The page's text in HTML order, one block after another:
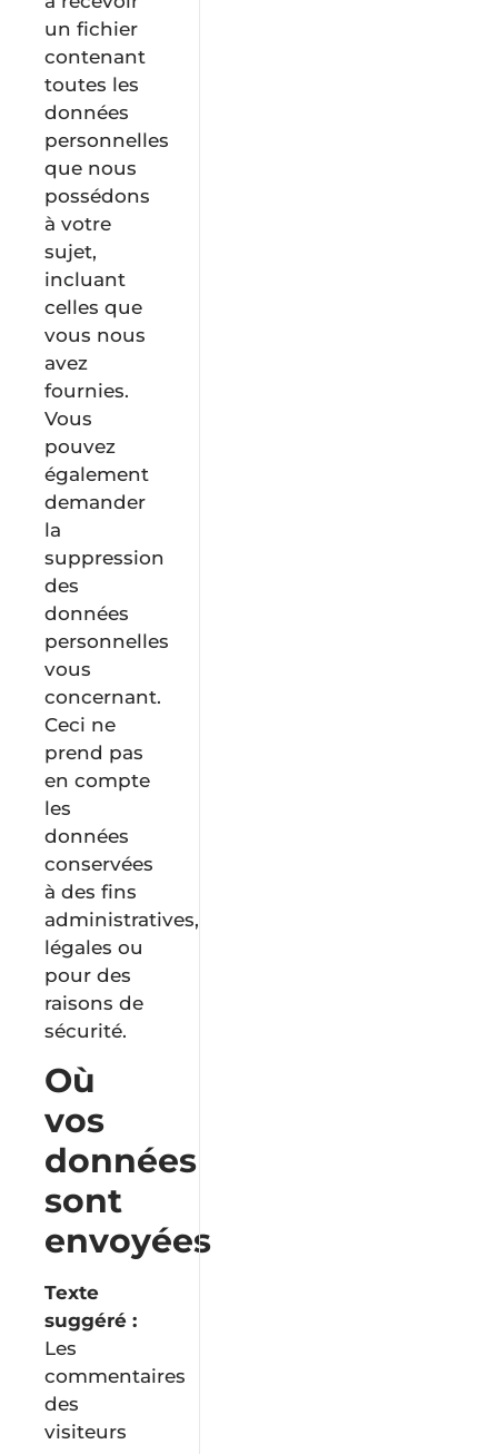
un fichier
contenant
toutes les
données
personnelles
que nous
possédons
à votre
sujet,
incluant
celles que
vous nous
avez
fournies.
Vous
pouvez
également
demander
la
suppression
des
données
personnelles
vous
concernant.
Ceci ne
prend pas
en compte
les
données
conservées
à des fins
administratives,
légales ou
pour des
raisons de
sécurité.
Où
vos
données
sont
envoyées
Texte
suggéré :
Les
commentaires
des
visiteurs